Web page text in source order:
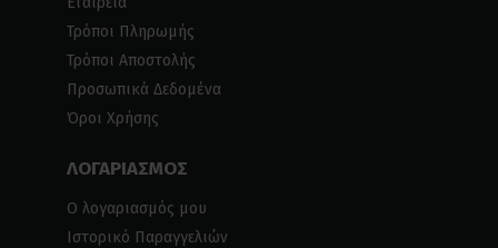
Τρόποι Πληρωμής
Τρόποι Αποστολής
Προσωπικά Δεδομένα
Όροι Χρήσης
ΛΟΓΑΡΙΑΣΜΟΣ
Ο λογαριασμός μου
Ιστορικό Παραγγελιών